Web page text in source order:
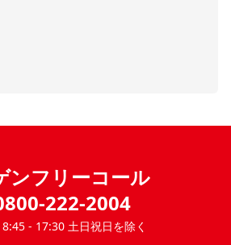
ンフリーコール
222-2004
- 17:30 土日祝日を除く